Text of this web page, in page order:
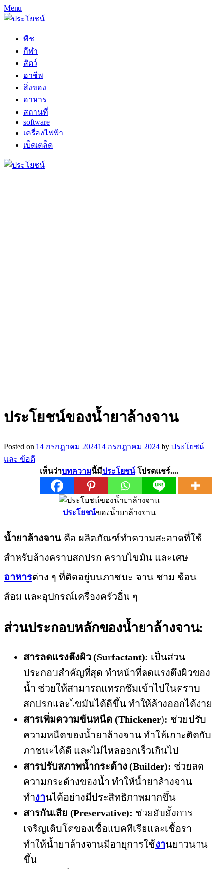
Menu
พืช
กีฬา
สัตว์
อาชีพ
สิ่งของ
อาหาร
สถานที่
software
เครื่องไฟฟ้า
เบ็ดเตล็ด
ประโยชน์ของน้ำยาล้างจาน
Posted on 14 กรกฎาคม 202414 กรกฎาคม 2024 by ประโยชน์
และ ข้อดี
เห็นว่าบทความนี้มีประโยชน์โปรดแชร์....
ประโยชน์ของน้ำยาล้างจาน
น้ำยาล้างจานคือ ผลิตภัณฑ์ทำความสะอาดที่ใช้
สำหรับล้างคราบสกปรก คราบไขมัน และเศษ
อาหารต่าง ๆ ที่ติดอยู่บนภาชนะ จาน ชาม ช้อน
ส้อม และอุปกรณ์เครื่องครัวอื่น ๆ
ส่วนประกอบหลักของน้ำยาล้างจาน:
สารลดแรงตึงผิว (Surfactant): เป็นส่วน
ประกอบสำคัญที่สุด ทำหน้าที่ลดแรงตึงผิวของ
น้ำ ช่วยให้สามารถแทรกซึมเข้าไปในคราบ
สกปรกและไขมันได้ดีขึ้น ทำให้ล้างออกได้ง่าย
สารเพิ่มความข้นหนืด (Thickener): ช่วยปรับ
ความหนืดของน้ำยาล้างจาน ทำให้เกาะติดกับ
ภาชนะได้ดี และไม่ไหลออกเร็วเกินไป
สารปรับสภาพน้ำกระด้าง (Builder): ช่วยลด
ความกระด้างของน้ำ ทำให้น้ำยาล้างจาน
ทำงานได้อย่างมีประสิทธิภาพมากขึ้น
สารกันเสีย (Preservative): ช่วยยับยั้งการ
เจริญเติบโตของเชื้อแบคทีเรียและเชื้อรา
ทำให้น้ำยาล้างจานมีอายุการใช้งานยาวนาน
ขึ้น